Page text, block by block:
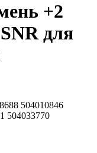
+2
для
504010846
504033770